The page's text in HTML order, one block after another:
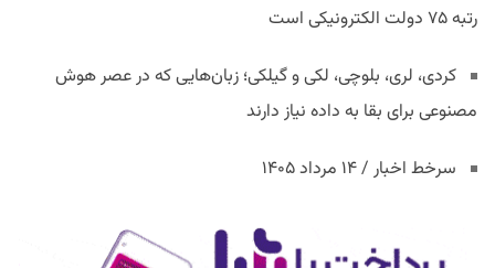
رتبه ۷۵ دولت الکترونیکی است
کردی، لری، بلوچی، لکی و گیلکی؛ زبان‌هایی که در عصر هوش
مصنوعی برای بقا به داده نیاز دارند
سرخط اخبار / ۱۴ مرداد ۱۴۰۵